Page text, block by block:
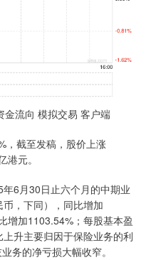
金流向 模拟交易 客户端
截至发稿，股价上涨
元。
6月30日止六个月的中期业
，下同），同比增加
增加1103.54%；每股基本盈
升主要归因于保险业务的利
务的净亏损大幅收窄。